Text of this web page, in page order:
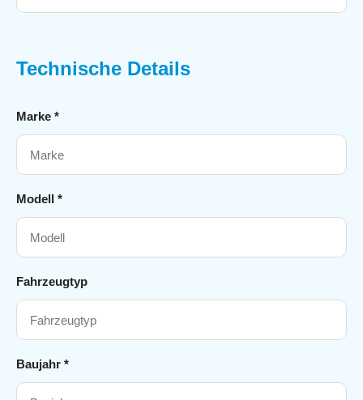
Technische Details
Marke *
Modell *
Fahrzeugtyp
Baujahr *